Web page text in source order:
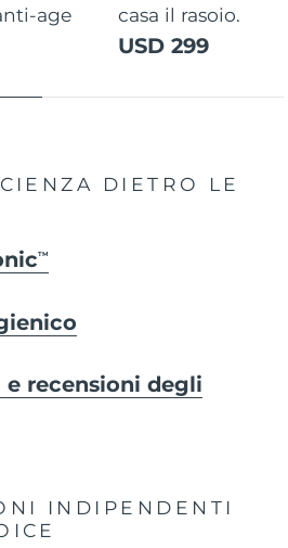
age
casa il rasoio.
USD 299
DIETRO LE
TM
recensioni degli
INDIPENDENTI